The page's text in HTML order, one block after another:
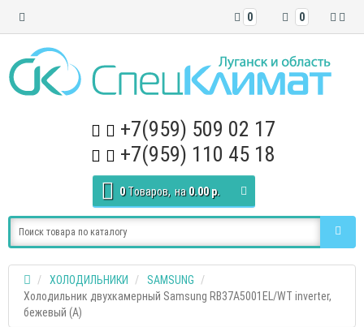
0
0
+7(959) 509 02 17
+7(959) 110 45 18
0 Tоваров, на 0.00 р.
ХОЛОДИЛЬНИКИ
SAMSUNG
Холодильник двухкамерный Samsung RB37A5001EL/WT inverter,
бежевый (A)